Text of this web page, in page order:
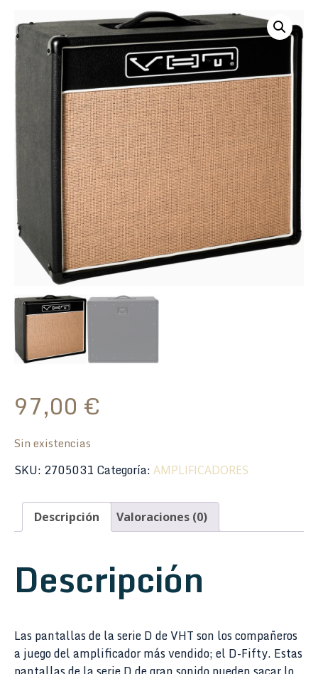
97,00 €
Sin existencias
SKU: 2705031 Categoría: AMPLIFICADORES
Descripción Valoraciones (0)
Descripción
Las pantallas de la serie D de VHT son los compañeros
a juego del amplificador más vendido; el D-Fifty. Estas